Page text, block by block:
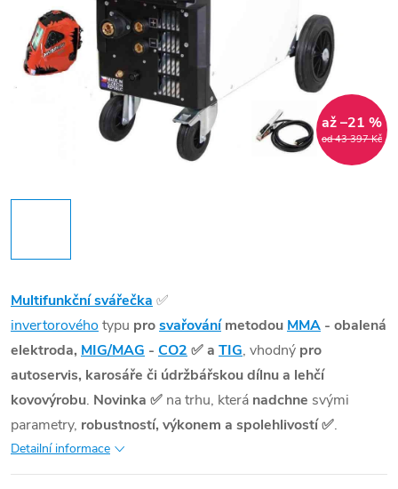
od 43 397 Kč
až –21 %
Multifunkční svářečka ✅
invertorového typu prosvařovánímetodou MMA - obalená
elektroda, MIG/MAG - CO2 ✅a TIG, vhodný pro
autoservis, karosáře či údržbářskou dílnu a lehčí
kovovýrobu. Novinka ✅ na trhu, která nadchne svými
parametry, robustností, výkonem a spolehlivostí✅.
Detailní informace